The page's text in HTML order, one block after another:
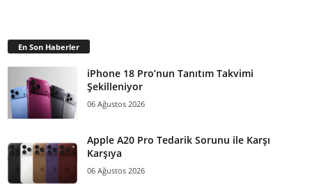
En Son Haberler
iPhone 18 Pro’nun Tanıtım Takvimi
Şekilleniyor
06 Ağustos 2026
Apple A20 Pro Tedarik Sorunu ile Karşı
Karşıya
06 Ağustos 2026